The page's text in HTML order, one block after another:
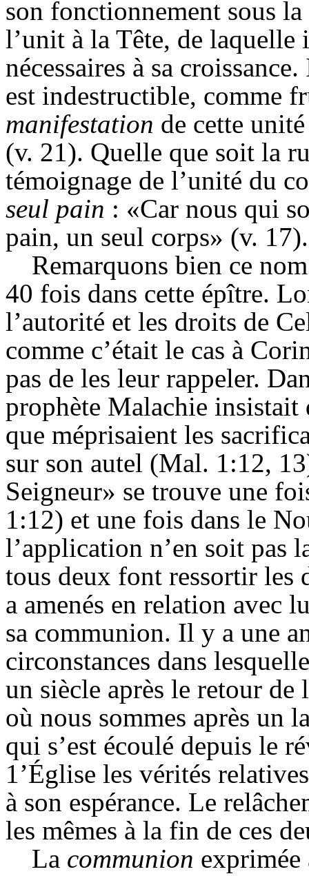
son fonctionnement sous
l’unit à la Tête, de
nécessaires à sa
est indestructible, comme
manifestation de cette
(v. 21). Quelle que soit la
témoignage de l’unité du
seul pain : «Car nous qui
pain, un seul corps» (v. 17).
Remarquons bien ce
40 fois dans cette épître.
l’autorité et les droits de
comme c’était le cas à
pas de les leur rappeler.
prophète Malachie insistait
que méprisaient les
sur son autel (Mal. 1:12,
Seigneur» se trouve une
1:12) et une fois dans le
l’application n’en soit pas
tous deux font ressortir les
a amenés en relation avec
sa communion. Il y a une
circonstances dans
un siècle après le retour
où nous sommes après un
qui s’est écoulé depuis le
1’Église les vérités
à son espérance. Le
les mêmes à la fin de ces
La communion exprimée